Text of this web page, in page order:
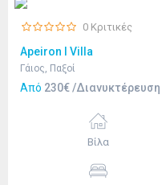
0 Κριτικές
Apeiron I Villa
Γάιος, Παξοί
Από 230€ /Διανυκτέρευση
Βίλα